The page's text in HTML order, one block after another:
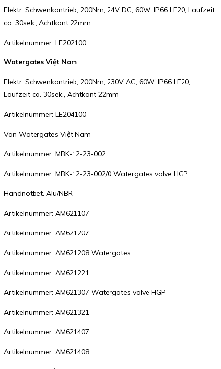
Elektr. Schwenkantrieb, 200Nm, 24V DC, 60W, IP66 LE20, Laufzeit
ca. 30sek., Achtkant 22mm
Artikelnummer: LE202100
Watergates Việt Nam
Elektr. Schwenkantrieb, 200Nm, 230V AC, 60W, IP66 LE20,
Laufzeit ca. 30sek., Achtkant 22mm
Artikelnummer: LE204100
Van Watergates Việt Nam
Artikelnummer: MBK-12-23-002
Artikelnummer: MBK-12-23-002/0 Watergates valve HGP
Handnotbet. Alu/NBR
Artikelnummer: AM621107
Artikelnummer: AM621207
Artikelnummer: AM621208 Watergates
Artikelnummer: AM621221
Artikelnummer: AM621307 Watergates valve HGP
Artikelnummer: AM621321
Artikelnummer: AM621407
Artikelnummer: AM621408